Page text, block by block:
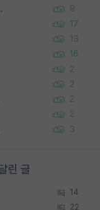
꿈은 끝일까요? 9
17
13
16
2
2
2
2
3
린 글
14
22